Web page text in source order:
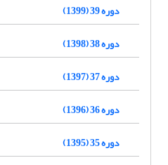
دوره 39 (1399)
دوره 38 (1398)
دوره 37 (1397)
دوره 36 (1396)
دوره 35 (1395)